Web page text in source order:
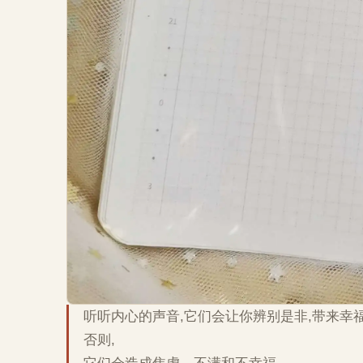
听听内心的声音,它们会让你辨别是非,带来幸
否则,